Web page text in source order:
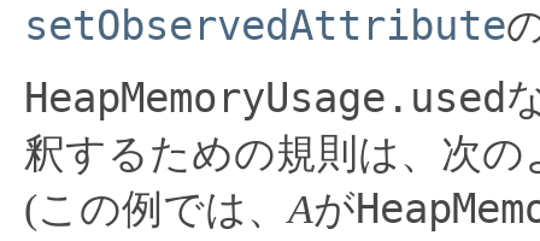
setObservedAttribute
HeapMemoryUsage.used
釈するための規則は、次
(この例では、Aが